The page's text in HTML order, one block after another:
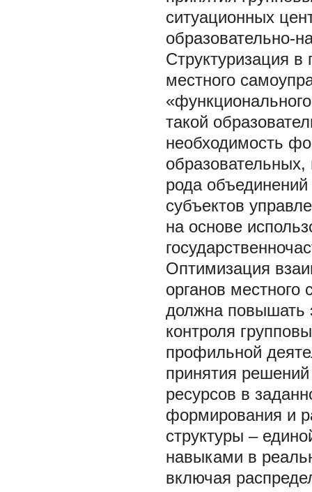
ситуационных
образовательно-
Структуризация в
местного
такой
необходимость
образовательных,
рода
субъектов
на основе
Оптимизация
органов
должна повышать
контроля
профильной
принятия
ресурсов в
формирования и
структуры –
навыками в
включая